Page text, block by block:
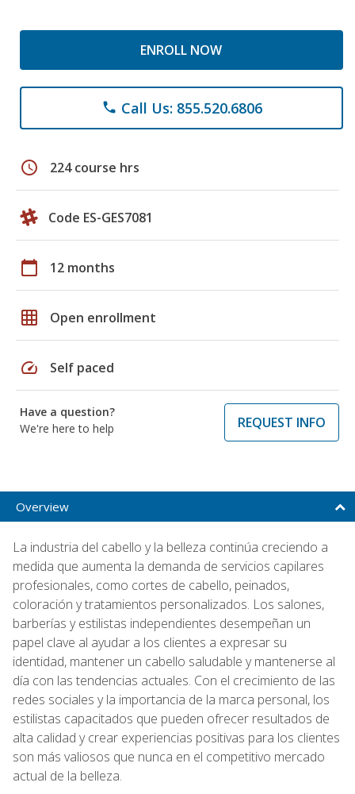
ENROLL NOW
phone Call Us: 855.520.6806
schedule 224 course hrs
Code ES-GES7081
calendar_today 12 months
grid_on Open enrollment
speed Self paced
Have a question?
We're here to help
REQUEST INFO
Overview
La industria del cabello y la belleza continúa creciendo a
medida que aumenta la demanda de servicios capilares
profesionales, como cortes de cabello, peinados,
coloración y tratamientos personalizados. Los salones,
barberías y estilistas independientes desempeñan un
papel clave al ayudar a los clientes a expresar su
identidad, mantener un cabello saludable y mantenerse al
día con las tendencias actuales. Con el crecimiento de las
redes sociales y la importancia de la marca personal, los
estilistas capacitados que pueden ofrecer resultados de
alta calidad y crear experiencias positivas para los clientes
son más valiosos que nunca en el competitivo mercado
actual de la belleza.